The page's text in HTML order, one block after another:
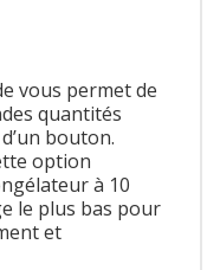
vous permet de
quantités
bouton.
option
à 10
le plus bas pour
et